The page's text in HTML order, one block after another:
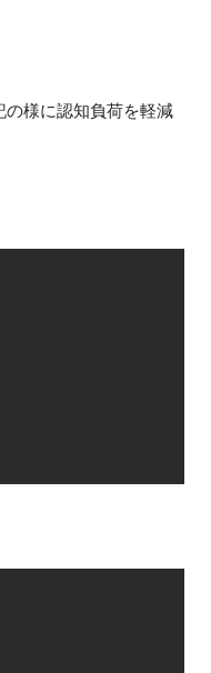
の様に認知負荷を軽減